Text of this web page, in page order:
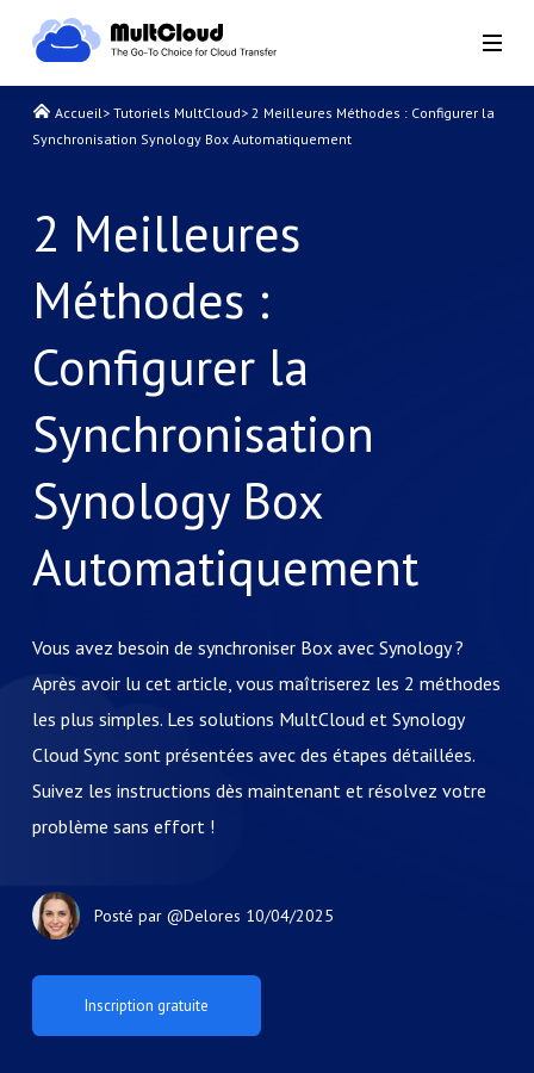
Accueil> Tutoriels MultCloud> 2 Meilleures Méthodes : Configurer la
Synchronisation Synology Box Automatiquement
2 Meilleures
Méthodes :
Configurer la
Synchronisation
Synology Box
Automatiquement
Vous avez besoin de synchroniser Box avec Synology ?
Après avoir lu cet article, vous maîtriserez les 2 méthodes
les plus simples. Les solutions MultCloud et Synology
Cloud Sync sont présentées avec des étapes détaillées.
Suivez les instructions dès maintenant et résolvez votre
problème sans effort !
Posté par @Delores 10/04/2025